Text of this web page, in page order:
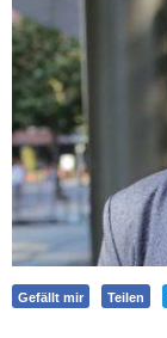
Gefällt mir Teilen